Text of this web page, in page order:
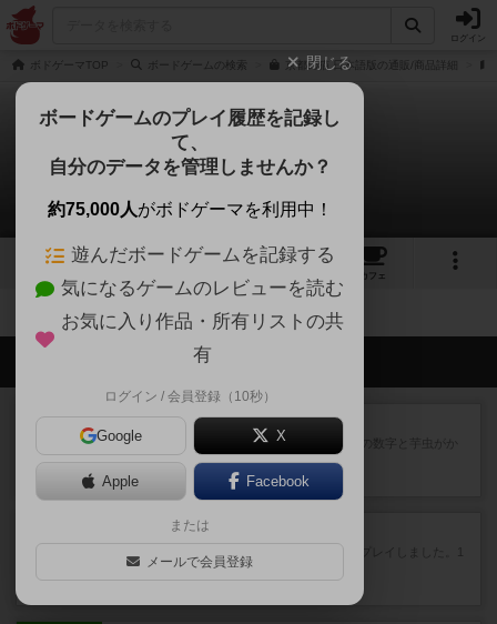
ログイン
ボドゲーマTOP ボードゲームの検索 京都の猫 日本語版の通販/商品詳細
京都の猫
拡張/関連作品 0件
2 3
カフェ
会員の新しい投稿
レビュー ヘックメック
サイコロゲームです1から5までの数字と芋虫がか
かれたダイス。これを振っ...
by みいやん
ハゲタカのえじき
超有名なゲームですが、初めてプレイしました。1
から15までのカードがプ...
閉じる
ボードゲームのプレイ履歴を記録し
て、
自分のデータを管理しませんか？
約75,000人がボドゲーマを利用中！
遊んだボードゲームを記録する
気になるゲームのレビューを読む
お気に入り作品・所有リストの共
有
ログイン / 会員登録（10秒）
Google X
Apple Facebook
または
メールで会員登録